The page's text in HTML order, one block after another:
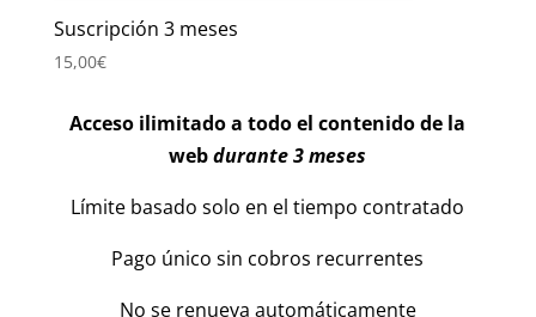
Suscripción 3 meses
15,00€
Acceso ilimitado a todo el contenido de la
webdurante 3 meses
Límite basado solo en el tiempo contratado
Pago único sin cobros recurrentes
No se renueva automáticamente